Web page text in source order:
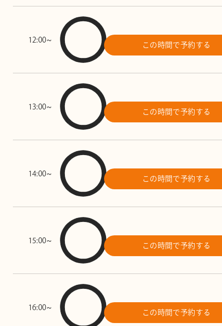
12:00~
この時間で予約する
13:00~
この時間で予約する
14:00~
この時間で予約する
15:00~
この時間で予約する
16:00~
この時間で予約する